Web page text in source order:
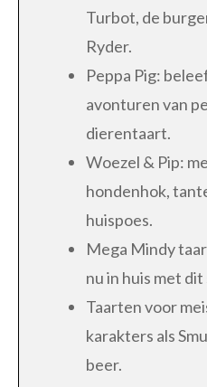
Turbot, de
Ryder.
Peppa Pig:
avonturen van
dierentaart.
Woezel & Pip:
hondenhok,
huispoes.
Mega Mindy
nu in huis met
Taarten voor
karakters als
beer.